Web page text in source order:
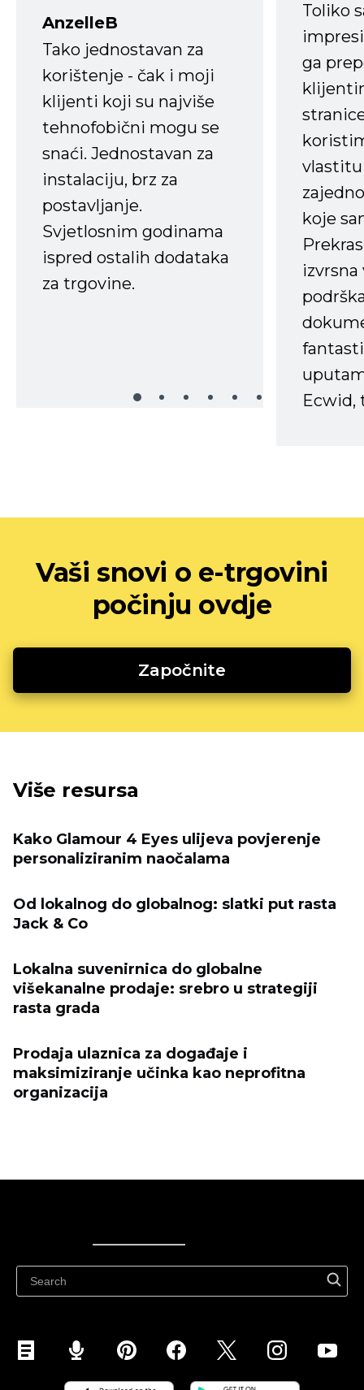
AnzelleB
Tako jednostavan za
korištenje - čak i moji
klijenti koji su najviše
tehnofobični mogu se
snaći. Jednostavan za
instalaciju, brz za
postavljanje.
Svjetlosnim godinama
ispred ostalih dodataka
za trgovine.
Toliko
ga
koje
Ecwid,
Vaši snovi o e-trgovini
počinju ovdje
Započnite
Više resursa
Kako Glamour 4 Eyes ulijeva povjerenje
personaliziranim naočalama
Od lokalnog do globalnog: slatki put rasta
Jack & Co
Lokalna suvenirnica do globalne
višekanalne prodaje: srebro u strategiji
rasta grada
Prodaja ulaznica za događaje i
maksimiziranje učinka kao neprofitna
organizacija